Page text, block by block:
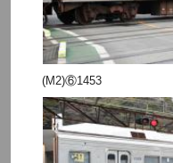
(M2)⑥1453